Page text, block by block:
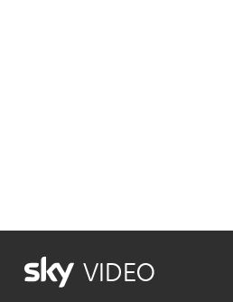
VIDEO